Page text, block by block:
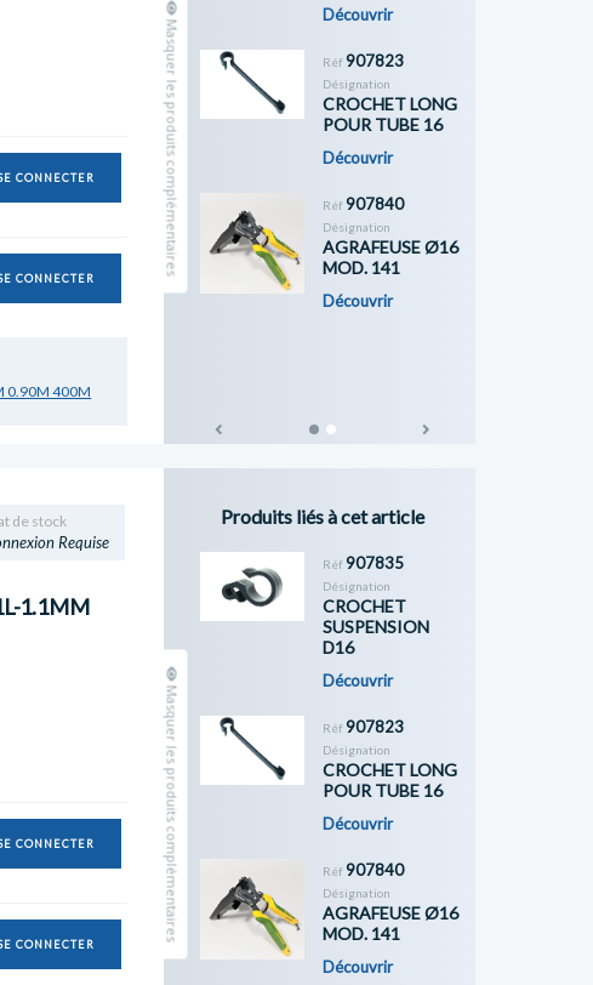
CONNECTER
CONNECTER
0.90M 400M
Masquer les produits complémentaires
Découvrir
Réf907823
Désignation
CROCHET LONG
POUR TUBE 16
Découvrir
Réf907840
Désignation
AGRAFEUSE Ø16
MOD. 141
Découvrir
Previous
de stock
Requise
1.1MM
CONNECTER
CONNECTER
Masquer les produits complémentaires
Produits liés à cet article
Réf907835
Désignation
CROCHET
SUSPENSION
D16
Découvrir
Réf907823
Désignation
CROCHET LONG
POUR TUBE 16
Découvrir
Réf907840
Désignation
AGRAFEUSE Ø16
MOD. 141
Découvrir